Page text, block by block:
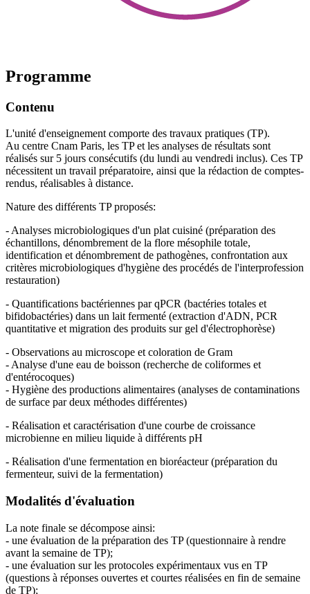
Programme
Contenu
L'unité d'enseignement comporte des travaux pratiques (TP).
Au centre Cnam Paris, les TP et les analyses de résultats sont
réalisés sur 5 jours consécutifs (du lundi au vendredi inclus). Ces TP
nécessitent un travail préparatoire, ainsi que la rédaction de comptes-
rendus, réalisables à distance.
Nature des différents TP proposés:
- Analyses microbiologiques d'un plat cuisiné (préparation des
échantillons, dénombrement de la flore mésophile totale,
identification et dénombrement de pathogènes, confrontation aux
critères microbiologiques d'hygiène des procédés de l'interprofession
restauration)
- Quantifications bactériennes par qPCR (bactéries totales et
bifidobactéries) dans un lait fermenté (extraction d'ADN, PCR
quantitative et migration des produits sur gel d'électrophorèse)
- Observations au microscope et coloration de Gram
- Analyse d'une eau de boisson (recherche de coliformes et
d'entérocoques)
- Hygiène des productions alimentaires (analyses de contaminations
de surface par deux méthodes différentes)
- Réalisation et caractérisation d'une courbe de croissance
microbienne en milieu liquide à différents pH
- Réalisation d'une fermentation en bioréacteur (préparation du
fermenteur, suivi de la fermentation)
Modalités d'évaluation
La note finale se décompose ainsi:
- une évaluation de la préparation des TP (questionnaire à rendre
avant la semaine de TP);
- une évaluation sur les protocoles expérimentaux vus en TP
(questions à réponses ouvertes et courtes réalisées en fin de semaine
de TP);